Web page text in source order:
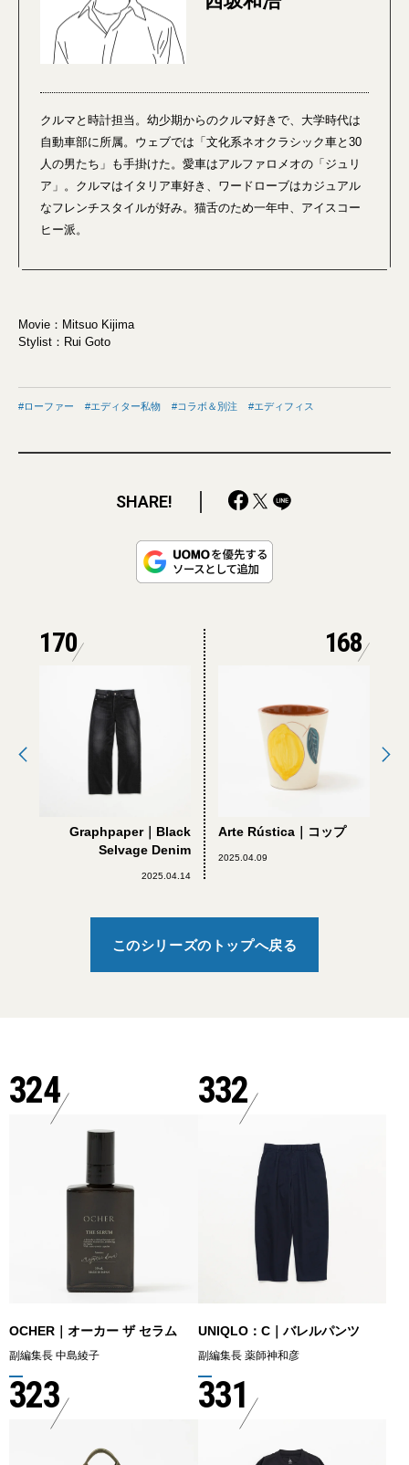
クルマと時計担当。幼少期からのクルマ好きで、大学時代は
自動車部に所属。ウェブでは「文化系ネオクラシック車と30
人の男たち」も手掛けた。愛車はアルファロメオの「ジュリ
ア」。クルマはイタリア車好き、ワードローブはカジュアル
なフレンチスタイルが好み。猫舌のため一年中、アイスコー
ヒー派。
Movie：Mitsuo Kijima
Stylist：Rui Goto
ローファー エディター私物 コラボ＆別注 エディフィス
SHARE!
170
Graphpaper｜Black
Selvage Denim
2025.04.14
168
Arte Rústica｜コップ
2025.04.09
このシリーズのトップへ戻る
324
OCHER｜オーカー ザ セラム
副編集長 中島綾子
332
UNIQLO：C｜バレルパンツ
副編集長 薬師神和彦
323 331